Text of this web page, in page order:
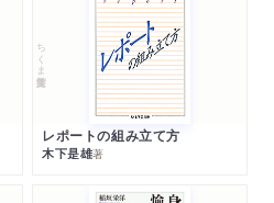
ちくま学芸文庫
レポートの組み立て方
木下是雄著